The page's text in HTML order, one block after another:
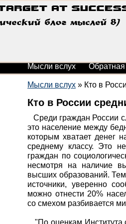
Мысли вслух Обратная
Мысли вслух » Кто в
Кто в России
Среди граждан России
это население между
которым хватает денег
среднему классу. Это
граждан по
несмотря на наличие
высших образований.
источники, уверенно
можно отнести 20%
со смехом разбивается
"По оценкам Института